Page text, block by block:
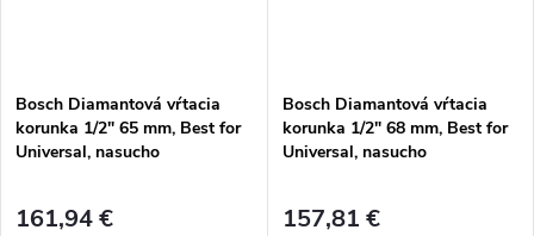
Bosch Diamantová vŕtacia
korunka 1/2" 65 mm, Best for
Universal, nasucho
161,94 €
Bosch Diamantová vŕtacia
korunka 1/2" 68 mm, Best for
Universal, nasucho
157,81 €